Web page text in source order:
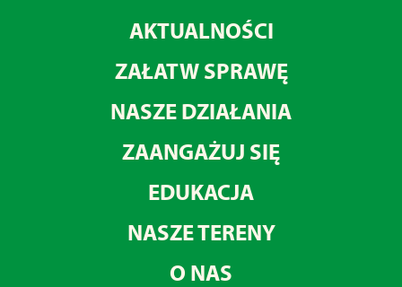
AKTUALNOŚCI
ZAŁATW SPRAWĘ
NASZE DZIAŁANIA
ZAANGAŻUJ SIĘ
EDUKACJA
NASZE TERENY
O NAS